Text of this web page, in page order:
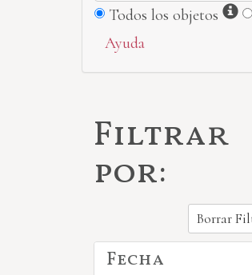
Todos los objetos
Ayuda
Filtrar
por:
Borrar
Fecha